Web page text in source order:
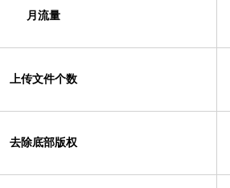
月流量
上传文件个数
去除底部版权